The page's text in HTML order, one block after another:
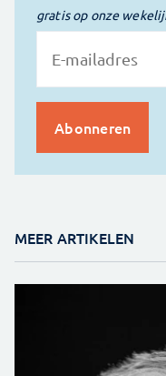
gratis op onze
MEER ARTIKELEN